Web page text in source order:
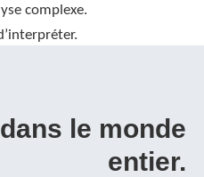
complexe.
le monde
entier.